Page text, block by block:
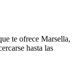
te ofrece Marsella,
hasta las